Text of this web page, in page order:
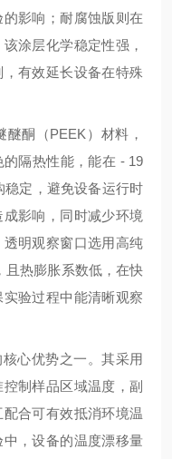
影响；耐腐蚀版则在
涂层化学稳定性强，
有效延长设备在特殊
酮（PEEK）材料，
隔热性能，能在 - 19
定，避免设备运行时
影响，同时减少环境
明观察窗口选用高纯
且热膨胀系数低，在快
验过程中能清晰观察
心优势之一。其采用
制样品区域温度，副
合可有效抵消环境温
，设备的温度漂移量